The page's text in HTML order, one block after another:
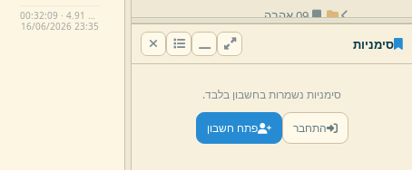
09 אהבה
04 הרב משולם וורמסר
05 הרב אליהו בריו''ט זילברמן
סימניות
סימניות נשמרות בחשבון בלבד.
התחבר פתח חשבון
00:32:09 · 4.91 MB
16/06/2026 23:35